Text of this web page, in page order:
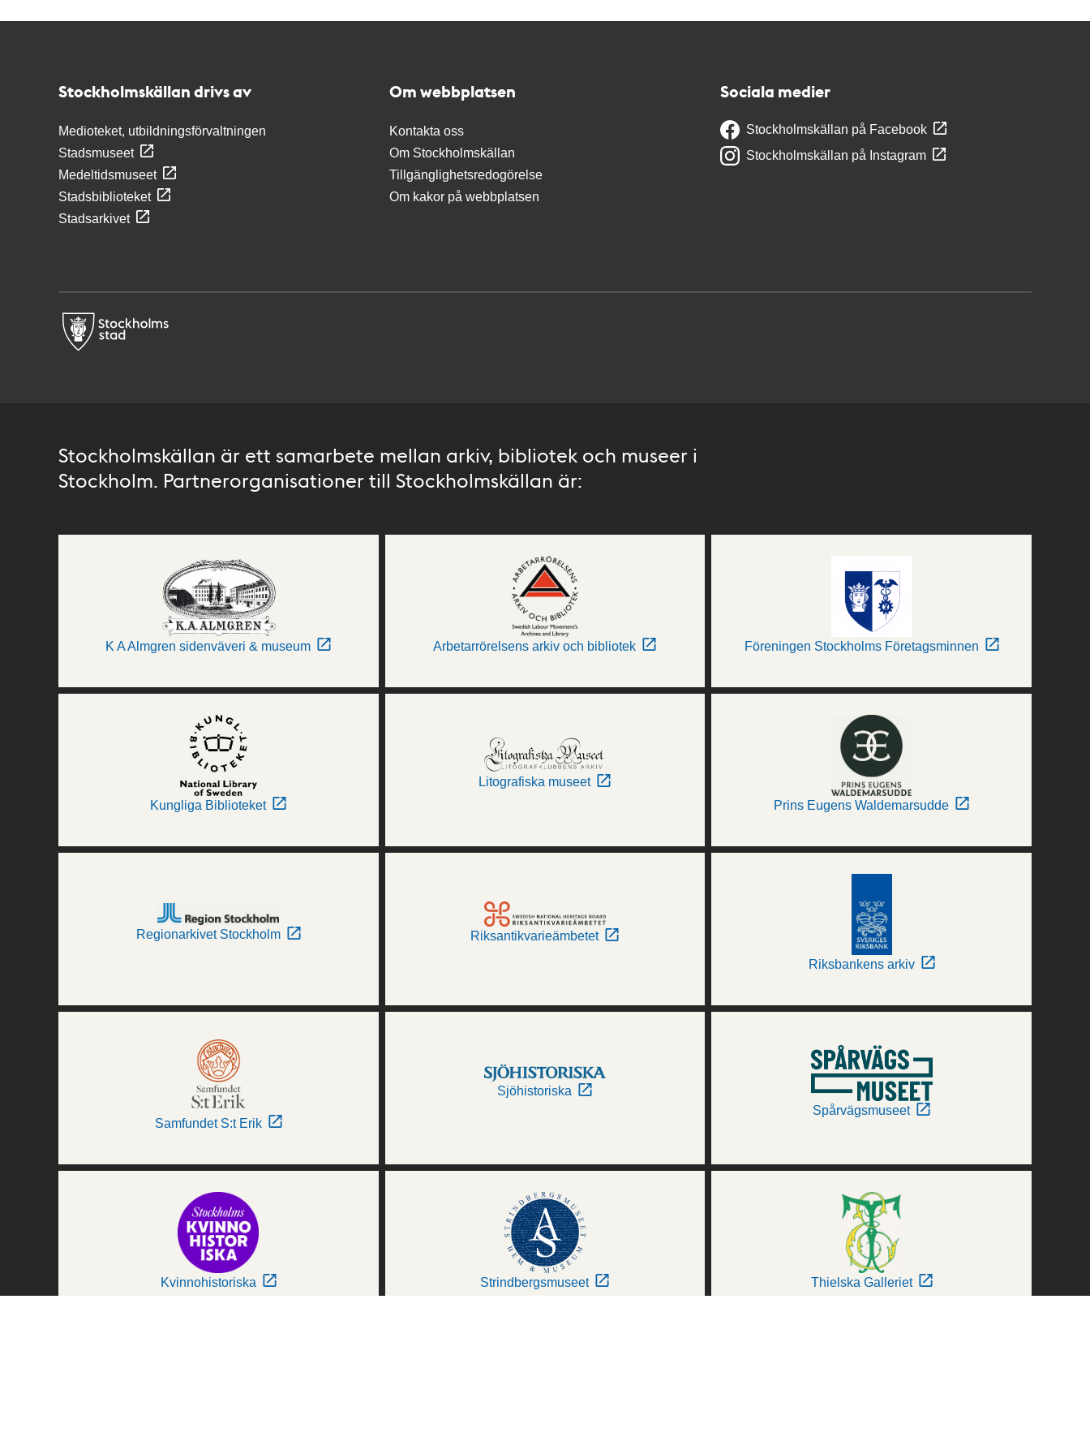
Stockholmskällan drivs av
Medioteket, utbildningsförvaltningen
Stadsmuseet
Medeltidsmuseet
Stadsbiblioteket
Stadsarkivet
Om webbplatsen
Kontakta oss
Om Stockholmskällan
Tillgänglighetsredogörelse
Om kakor på webbplatsen
Sociala medier
Stockholmskällan på Facebook
Stockholmskällan på Instagram
Stockholmskällan är ett samarbete mellan arkiv, bibliotek och museer i
Stockholm. Partnerorganisationer till Stockholmskällan är:
K A Almgren sidenväveri & museum Arbetarrörelsens arkiv och bibliotek Föreningen Stockholms Företagsminnen
Kungliga Biblioteket
Litografiska museet
Prins Eugens Waldemarsudde
Regionarkivet Stockholm Riksantikvarieämbetet
Riksbankens arkiv
Samfundet S:t Erik
Sjöhistoriska
Spårvägsmuseet
Kvinnohistoriska Strindbergsmuseet Thielska Galleriet